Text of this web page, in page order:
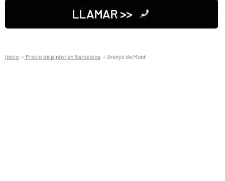
LLAMAR >>
Inicio Precio de pintor en Barcelona Arenys de Munt